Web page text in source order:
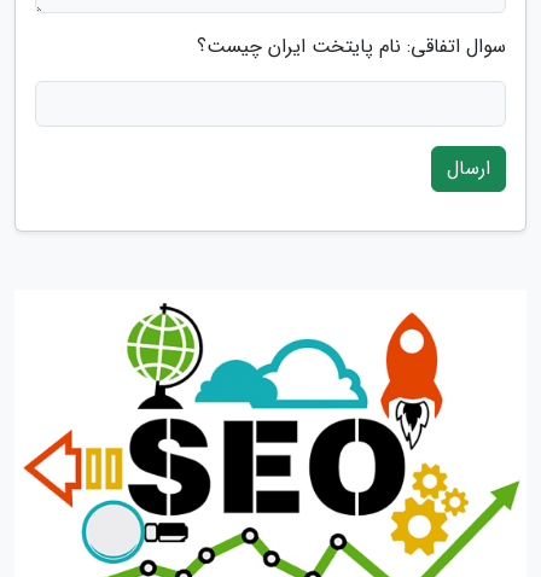
سوال اتفاقی: نام پایتخت ایران چیست؟
ارسال